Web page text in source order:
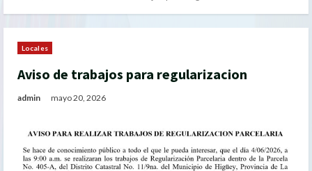
Locales
Aviso de trabajos para regularizacion
admin mayo 20, 2026